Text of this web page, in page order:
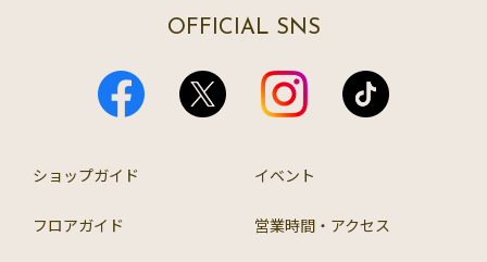
OFFICIAL SNS
ショップガイド イベント
フロアガイド 営業時間・アクセス